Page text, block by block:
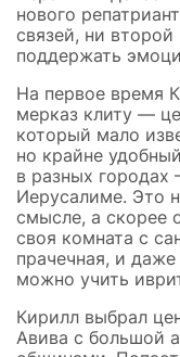
нового
связей, ни
поддержать
На первое время
мерказ клиту —
который мало
но крайне
в разных
Иерусалиме. Это
смысле, а скорее
своя комната с
прачечная, и
можно учить
Кирилл выбрал
Авива с большой